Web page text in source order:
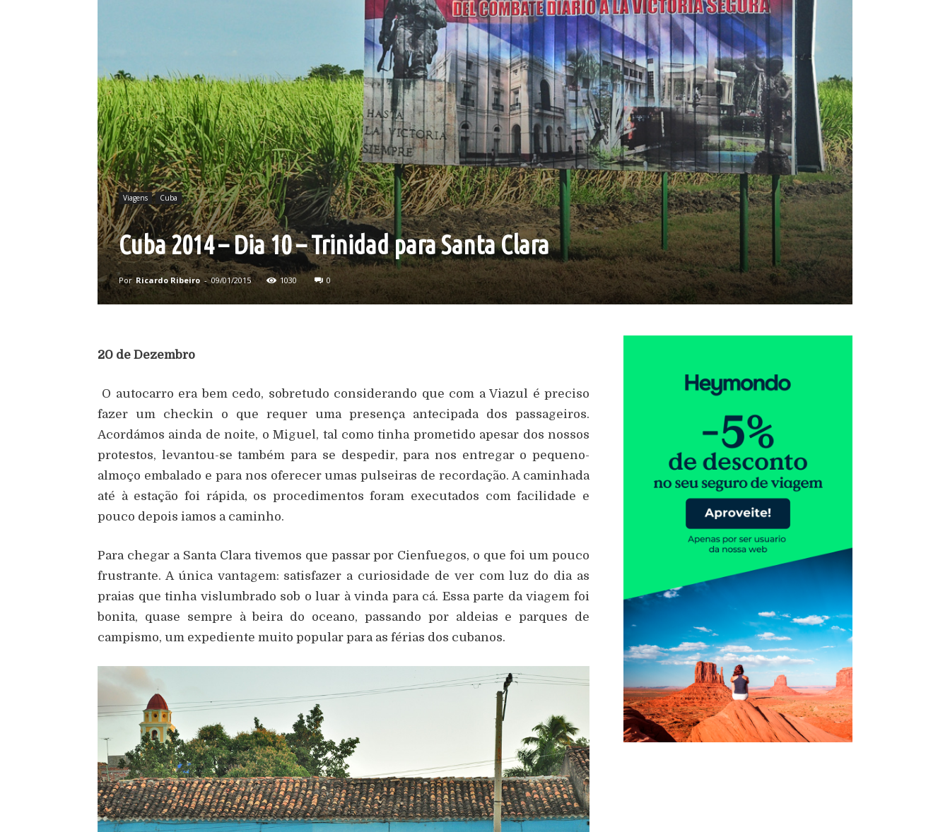
Viagens Cuba
Cuba 2014 – Dia 10 – Trinidad para Santa Clara
Por Ricardo Ribeiro - 09/01/2015 1030 0
20 de Dezembro
O autocarro era bem cedo, sobretudo considerando que com a Viazul é preciso
fazer um checkin o que requer uma presença antecipada dos passageiros.
Acordámos ainda de noite, o Miguel, tal como tinha prometido apesar dos nossos
protestos, levantou-se também para se despedir, para nos entregar o pequeno-
almoço embalado e para nos oferecer umas pulseiras de recordação. A caminhada
até à estação foi rápida, os procedimentos foram executados com facilidade e
pouco depois iamos a caminho.
Para chegar a Santa Clara tivemos que passar por Cienfuegos, o que foi um pouco
frustrante. A única vantagem: satisfazer a curiosidade de ver com luz do dia as
praias que tinha vislumbrado sob o luar à vinda para cá. Essa parte da viagem foi
bonita, quase sempre à beira do oceano, passando por aldeias e parques de
campismo, um expediente muito popular para as férias dos cubanos.